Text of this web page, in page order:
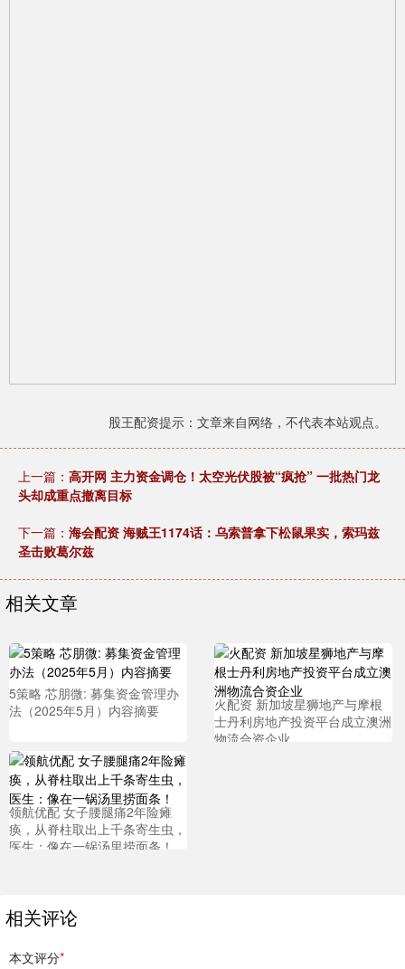
股王配资提示：文章来自网络，不代表本站观点。
上一篇： 高开网 主力资金调仓！太空光伏股被“疯抢” 一批热门龙
头却成重点撤离目标
下一篇： 海会配资 海贼王1174话：乌索普拿下松鼠果实，索玛兹
圣击败葛尔兹
相关文章
5策略 芯朋微: 募集资金管理办
法（2025年5月）内容摘要
火配资 新加坡星狮地产与摩根
士丹利房地产投资平台成立澳洲
物流合资企业
领航优配 女子腰腿痛2年险瘫
痪，从脊柱取出上千条寄生虫，
医生：像在一锅汤里捞面条！
相关评论
本文评分*